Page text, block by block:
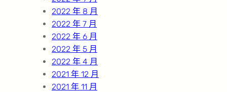
2022 年 8 月
2022 年 7 月
2022 年 6 月
2022 年 5 月
2022 年 4 月
2021 年 12 月
2021 年 11 月